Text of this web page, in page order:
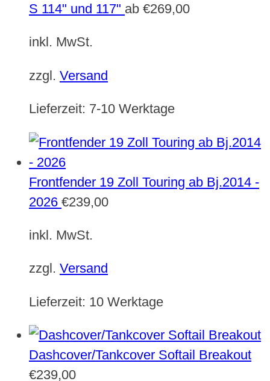
S 114" und 117" ab €269,00
inkl. MwSt.
zzgl. Versand
Lieferzeit: 7-10 Werktage
Frontfender 19 Zoll Touring ab Bj.2014 -
2026 €239,00
inkl. MwSt.
zzgl. Versand
Lieferzeit: 10 Werktage
Dashcover/Tankcover Softail Breakout
€239,00